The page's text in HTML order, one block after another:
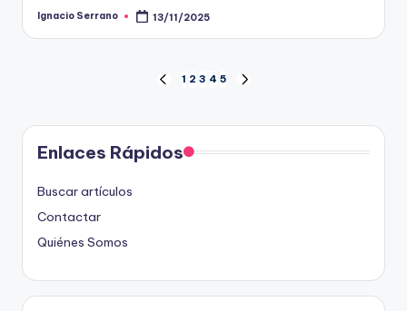
Posted
Ignacio Serrano 13/11/2025
pagination
PREVIOUS
1 2 3 4 5
Enlaces Rápidos
Buscar artículos
Contactar
Quiénes Somos